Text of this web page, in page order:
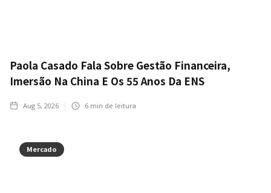
Paola Casado Fala Sobre Gestão Financeira,
Imersão Na China E Os 55 Anos Da ENS
Aug 5, 2026 6 min de leitura
Mercado